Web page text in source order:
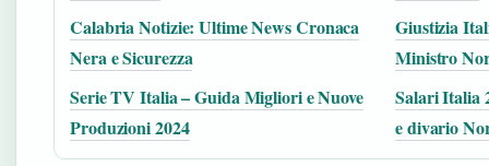
Calabria Notizie: Ultime News Cronaca
Nera e Sicurezza
Giustizia
Ministro
Serie TV Italia – Guida Migliori e Nuove
Produzioni 2024
Salari Italia
e divario